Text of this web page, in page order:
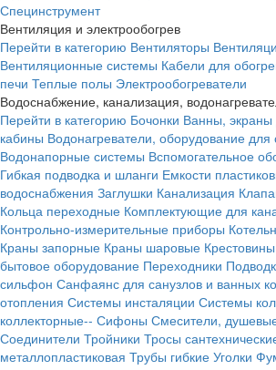
Специнструмент
Вентиляция и электрообогрев
Перейти в категорию Вентиляторы
Вентиляционные системы Кабели для
печи Теплые полы Электрообогреватели
Водоснабжение, канализация,
Перейти в категорию Бочонки Ванны,
кабины Водонагреватели, оборудование для
Водонапорные системы Вспомогательное
Гибкая подводка и шланги Емкости
водоснабжения Заглушки Канализация
Кольца переходные Комплектующие для
Контрольно-измерительные приборы
Краны запорные Краны шаровые Крестовины
бытовое оборудование Переходники
сильфон Санфаянс для санузлов и ванных
отопления Системы инсталяции Системы
коллекторные-- Сифоны Смесители,
Соединители Тройники Тросы
металлопластиковая Трубы гибкие Уголки